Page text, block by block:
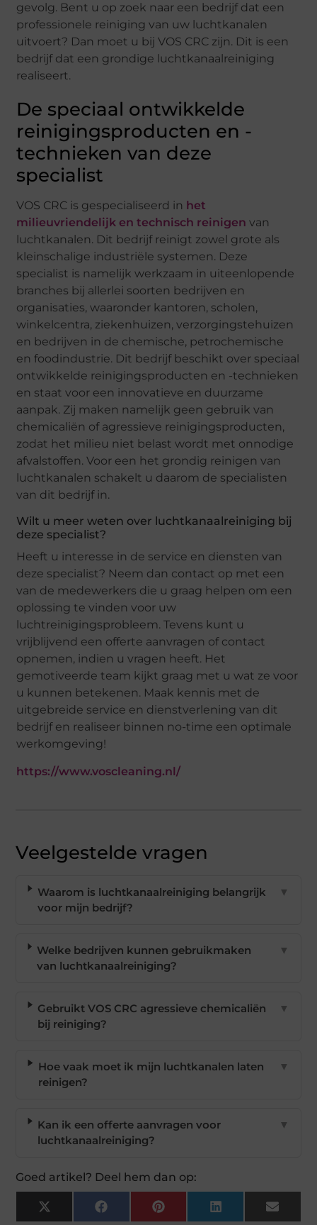
gevolg. Bent u op zoek naar een bedrijf dat een
professionele reiniging van uw luchtkanalen
uitvoert? Dan moet u bij VOS CRC zijn. Dit is een
bedrijf dat een grondige luchtkanaalreiniging
realiseert.
De speciaal ontwikkelde
reinigingsproducten en -
technieken van deze
specialist
VOS CRC is gespecialiseerd in het
milieuvriendelijk en technisch reinigen van
luchtkanalen. Dit bedrijf reinigt zowel grote als
kleinschalige industriële systemen. Deze
specialist is namelijk werkzaam in uiteenlopende
branches bij allerlei soorten bedrijven en
organisaties, waaronder kantoren, scholen,
winkelcentra, ziekenhuizen, verzorgingstehuizen
en bedrijven in de chemische, petrochemische
en foodindustrie. Dit bedrijf beschikt over speciaal
ontwikkelde reinigingsproducten en -technieken
en staat voor een innovatieve en duurzame
aanpak. Zij maken namelijk geen gebruik van
chemicaliën of agressieve reinigingsproducten,
zodat het milieu niet belast wordt met onnodige
afvalstoffen. Voor een het grondig reinigen van
luchtkanalen schakelt u daarom de specialisten
van dit bedrijf in.
Wilt u meer weten over luchtkanaalreiniging bij
deze specialist?
Heeft u interesse in de service en diensten van
deze specialist? Neem dan contact op met een
van de medewerkers die u graag helpen om een
oplossing te vinden voor uw
luchtreinigingsprobleem. Tevens kunt u
vrijblijvend een offerte aanvragen of contact
opnemen, indien u vragen heeft. Het
gemotiveerde team kijkt graag met u wat ze voor
u kunnen betekenen. Maak kennis met de
uitgebreide service en dienstverlening van dit
bedrijf en realiseer binnen no-time een optimale
werkomgeving!
https://www.voscleaning.nl/
Veelgestelde vragen
Waarom is luchtkanaalreiniging belangrijk
voor mijn bedrijf?
▼
Welke bedrijven kunnen gebruikmaken
van luchtkanaalreiniging?
▼
Gebruikt VOS CRC agressieve chemicaliën
bij reiniging?
▼
Hoe vaak moet ik mijn luchtkanalen laten
reinigen?
▼
Kan ik een offerte aanvragen voor
luchtkanaalreiniging?
▼
Goed artikel? Deel hem dan op:
X FacebookPinterest LinkedIn Email